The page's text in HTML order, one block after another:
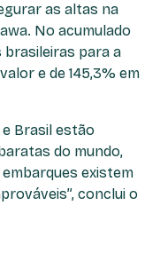
as altas na
No acumulado
para a
e de 145,3% em
Brasil estão
do mundo,
existem
conclui o